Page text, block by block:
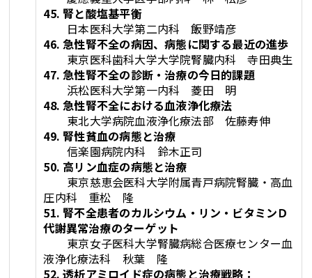
45. 腎と酸塩基平衡
日本医科大学第二内科 飯野靖彦
46. 急性腎不全の病因、病態に関する最近の進歩
東京医科歯科大学大学院腎臓内科 寺田典生
47. 急性腎不全の診断・治療の今日的課題
浜松医科大学第一内科 菱田 明
48. 急性腎不全における血液浄化療法
東北大学病院血液浄化療法部 佐藤寿伸
49. 腎性貧血の病態と治療
信楽園病院内科 鈴木正司
50. 高リン血症の病態と治療
東京慈恵会医科大学附属青戸病院腎臓・高血
圧内科 重松 隆
51. 腎不全患者のカルシウム・リン・ビタミンＤ
代謝異常治療のターゲット
東京女子医科大学腎臓病総合医療センター血
液浄化療法科 秋葉 隆
52. 透析アミロイド症の病態と治療戦略：